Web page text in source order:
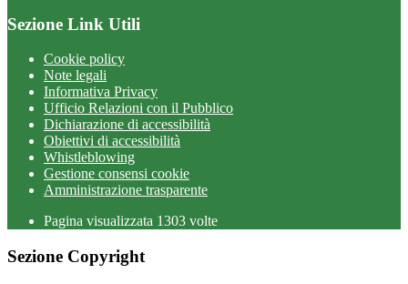
Sezione Link Utili
Cookie policy
Note legali
Informativa Privacy
Ufficio Relazioni con il Pubblico
Dichiarazione di accessibilità
Obiettivi di accessibilità
Whistleblowing
Gestione consensi cookie
Amministrazione trasparente
Pagina visualizzata 1303 volte
Sezione Copyright